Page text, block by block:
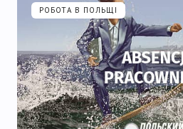
РОБОТА В ПОЛЬЩІ